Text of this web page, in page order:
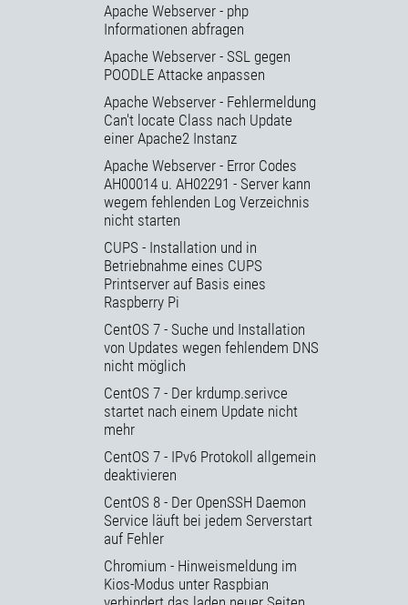
Apache Webserver - php
Informationen abfragen
Apache Webserver - SSL gegen
POODLE Attacke anpassen
Apache Webserver - Fehlermeldung
Can't locate Class nach Update
einer Apache2 Instanz
Apache Webserver - Error Codes
AH00014 u. AH02291 - Server kann
wegem fehlenden Log Verzeichnis
nicht starten
CUPS - Installation und in
Betriebnahme eines CUPS
Printserver auf Basis eines
Raspberry Pi
CentOS 7 - Suche und Installation
von Updates wegen fehlendem DNS
nicht möglich
CentOS 7 - Der krdump.serivce
startet nach einem Update nicht
mehr
CentOS 7 - IPv6 Protokoll allgemein
deaktivieren
CentOS 8 - Der OpenSSH Daemon
Service läuft bei jedem Serverstart
auf Fehler
Chromium - Hinweismeldung im
Kios-Modus unter Raspbian